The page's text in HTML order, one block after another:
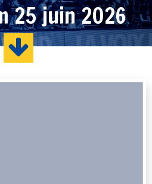
25 juin 2026